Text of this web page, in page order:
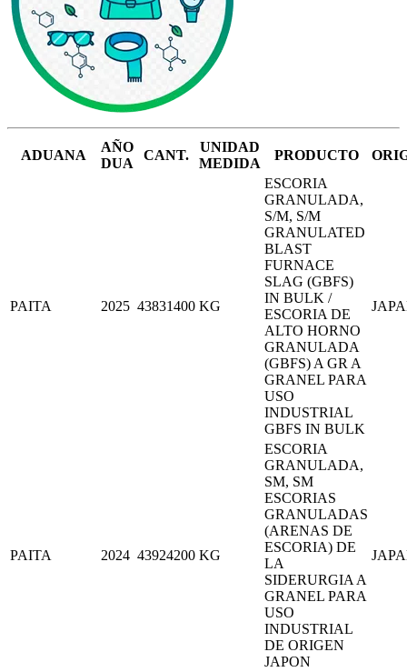
ADUANA
AÑO
DUA
CANT.
UNIDAD
MEDIDA
PRODUCTO
PAITA 2025 43831400 KG
ESCORIA
GRANULADA,
S/M, S/M
GRANULATED
BLAST
FURNACE
SLAG (GBFS)
IN BULK /
ESCORIA DE
ALTO HORNO
GRANULADA
(GBFS) A GR A
GRANEL PARA
USO
INDUSTRIAL
GBFS IN BULK
PAITA 2024 43924200 KG
ESCORIA
GRANULADA,
SM, SM
ESCORIAS
GRANULADAS
(ARENAS DE
ESCORIA) DE
LA
SIDERURGIA A
GRANEL PARA
USO
INDUSTRIAL
DE ORIGEN
JAPON